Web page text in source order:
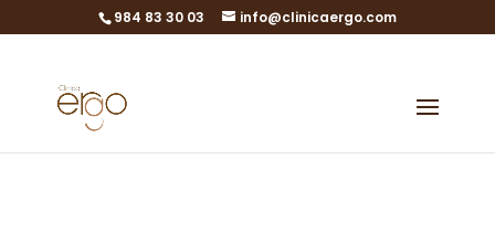
984 83 30 03 info@clinicaergo.com